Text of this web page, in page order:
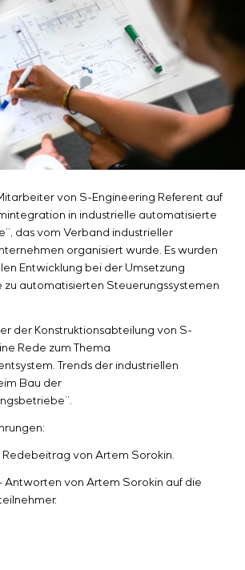
und Schulung des
und Prüfung mit
Zertifizierung von
mit besonderen
Zuverlässigkeit, Qualität und
Modelle von
Algorithmen für optimale
Steuerung mit anschließender
vor Ort
Steuerungssystemen mit nicht
und adaptiven
von S-Engineering Referent auf
in industrielle automatisierte
das vom Verband industrieller
organisiert wurde. Es wurden
Entwicklung bei der Umsetzung
zu automatisierten Steuerungssystemen
der Konstruktionsabteilung von S-
Rede zum Thema
Trends der industriellen
Bau der
Redebeitrag von Artem Sorokin.
– Antworten von Artem Sorokin auf die